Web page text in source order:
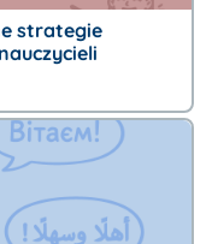
strategie